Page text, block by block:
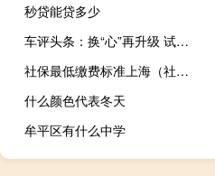
秒贷能贷多少
车评头条：换“心”再升级 试驾体验别克全新英朗
社保最低缴费标准上海（社保最低缴费标准）
什么颜色代表冬天
牟平区有什么中学